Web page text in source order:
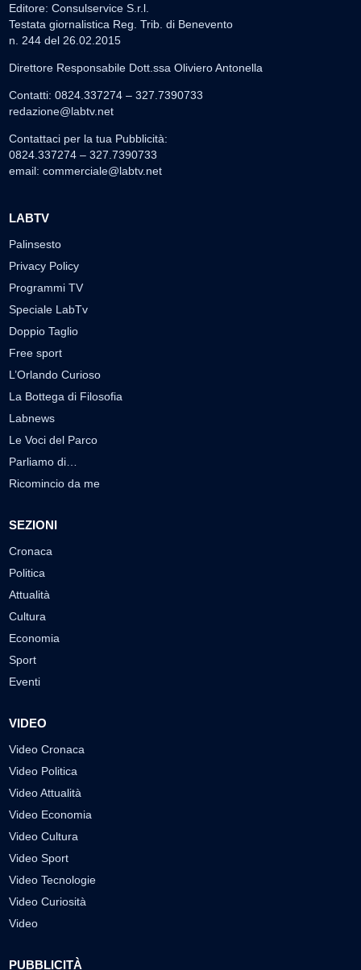
Editore: Consulservice S.r.l.
Testata giornalistica Reg. Trib. di Benevento
n. 244 del 26.02.2015
Direttore Responsabile Dott.ssa Oliviero Antonella
Contatti: 0824.337274 – 327.7390733
redazione@labtv.net
Contattaci per la tua Pubblicità:
0824.337274 – 327.7390733
email: commerciale@labtv.net
LABTV
Palinsesto
Privacy Policy
Programmi TV
Speciale LabTv
Doppio Taglio
Free sport
L’Orlando Curioso
La Bottega di Filosofia
Labnews
Le Voci del Parco
Parliamo di…
Ricomincio da me
SEZIONI
Cronaca
Politica
Attualità
Cultura
Economia
Sport
Eventi
VIDEO
Video Cronaca
Video Politica
Video Attualità
Video Economia
Video Cultura
Video Sport
Video Tecnologie
Video Curiosità
Video
PUBBLICITÀ